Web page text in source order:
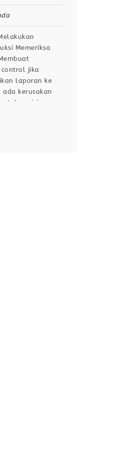
Memeriksa
jika
laporan ke
kerusakan
posisi
di Samarinda